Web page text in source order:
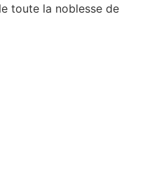
toute la noblesse de